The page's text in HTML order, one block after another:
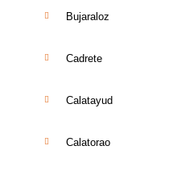
Bujaraloz
Cadrete
Calatayud
Calatorao